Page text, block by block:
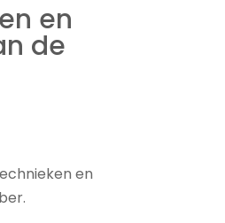
en
de
en